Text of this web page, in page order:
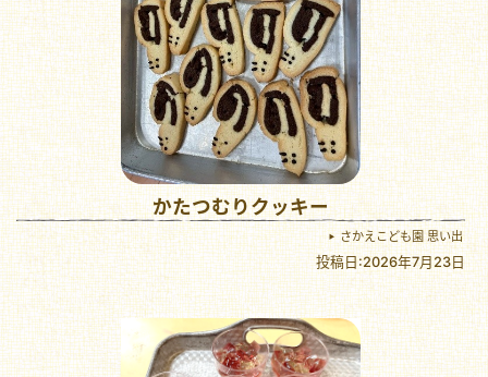
かたつむりクッキー
さかえこども園 思い出
投稿日:2026年7月23日